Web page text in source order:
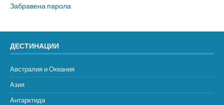
Забравена парола
ДЕСТИНАЦИИ
Австралия и Океания
Азия
Антарктида